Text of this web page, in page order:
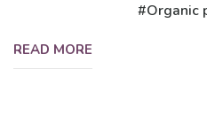
Organic
READ MORE